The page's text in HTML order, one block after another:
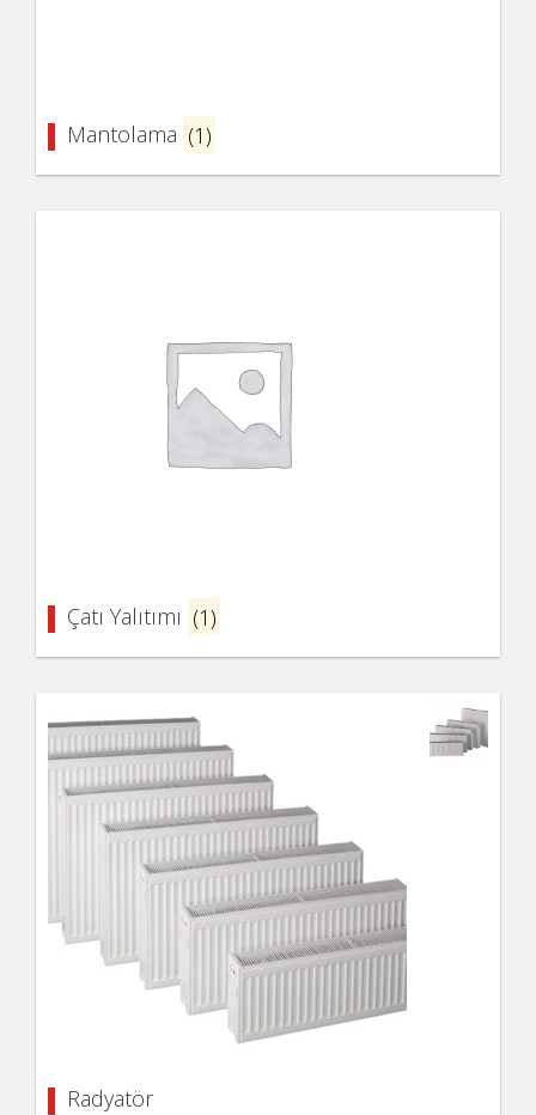
Mantolama (1)
Çatı Yalıtımı (1)
Radyatör